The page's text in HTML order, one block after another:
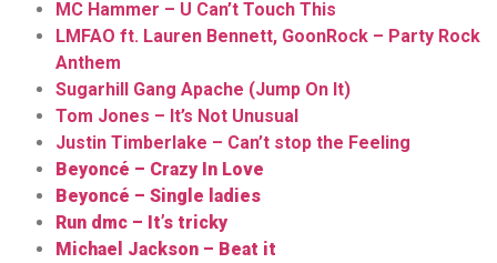
MC Hammer – U Can’t Touch This
LMFAO ft. Lauren Bennett, GoonRock – Party Rock
Anthem
Sugarhill Gang Apache (Jump On It)
Tom Jones – It’s Not Unusual
Justin Timberlake – Can’t stop the Feeling
Beyoncé – Crazy In Love
Beyoncé – Single ladies
Run dmc – It’s tricky
Michael Jackson – Beat it